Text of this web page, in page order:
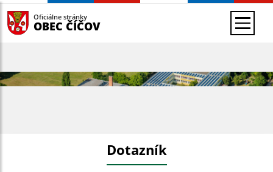
Oficiálne stránky
OBEC ČÍČOV
Dotazník